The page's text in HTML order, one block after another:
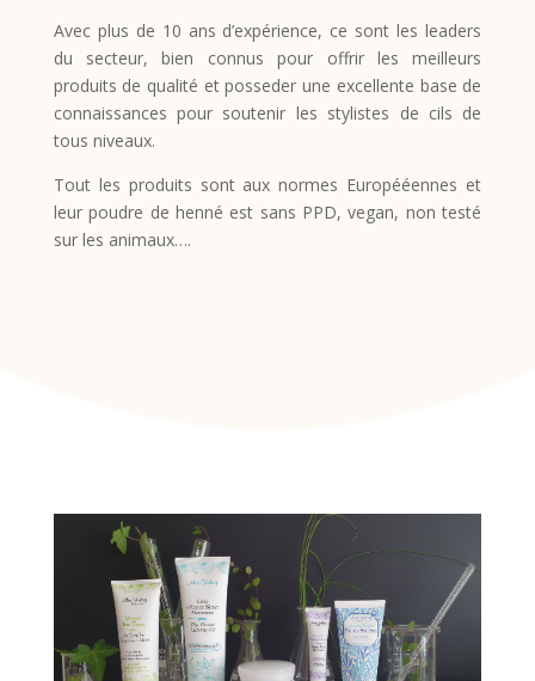
Avec plus de 10 ans d’expérience, ce sont les leaders
du secteur, bien connus pour offrir les meilleurs
produits de qualité et posseder une excellente base de
connaissances pour soutenir les stylistes de cils de
tous niveaux.
Tout les produits sont aux normes Europééennes et
leur poudre de henné est sans PPD, vegan, non testé
sur les animaux….